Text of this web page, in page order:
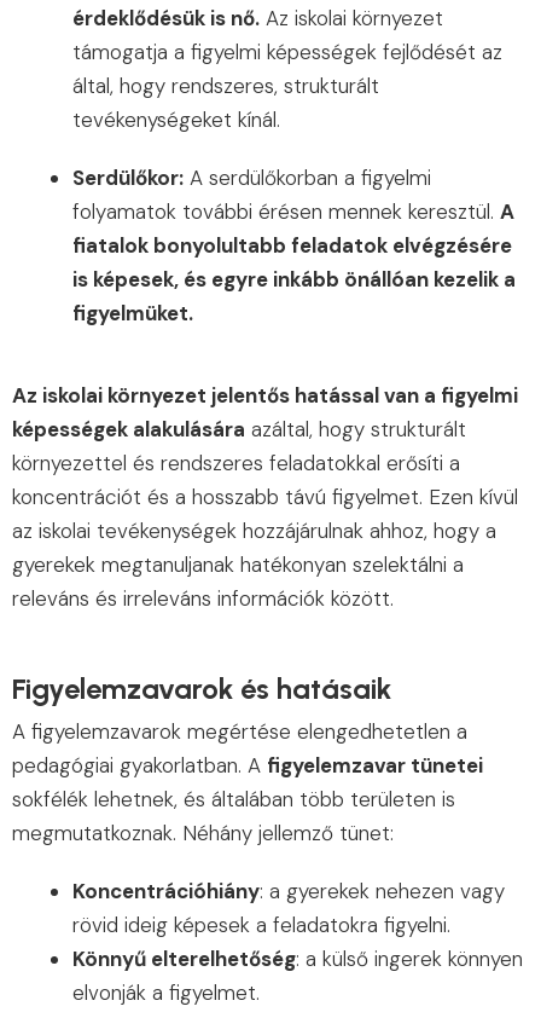
érdeklődésük is nő. Az iskolai környezet
támogatja a figyelmi képességek fejlődését az
által, hogy rendszeres, strukturált
tevékenységeket kínál.
Serdülőkor: A serdülőkorban a figyelmi
folyamatok további érésen mennek keresztül. A
fiatalok bonyolultabb feladatok elvégzésére
is képesek, és egyre inkább önállóan kezelik a
figyelmüket.
Az iskolai környezet jelentős hatással van a figyelmi
képességek alakulására azáltal, hogy strukturált
környezettel és rendszeres feladatokkal erősíti a
koncentrációt és a hosszabb távú figyelmet. Ezen kívül
az iskolai tevékenységek hozzájárulnak ahhoz, hogy a
gyerekek megtanuljanak hatékonyan szelektálni a
releváns és irreleváns információk között.
Figyelemzavarok és hatásaik
A figyelemzavarok megértése elengedhetetlen a
pedagógiai gyakorlatban. A figyelemzavar tünetei
sokfélék lehetnek, és általában több területen is
megmutatkoznak. Néhány jellemző tünet:
Koncentrációhiány: a gyerekek nehezen vagy
rövid ideig képesek a feladatokra figyelni.
Könnyű elterelhetőség: a külső ingerek könnyen
elvonják a figyelmet.